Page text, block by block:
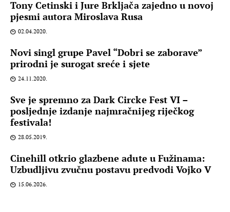
Tony Cetinski i Jure Brkljača zajedno u novoj
pjesmi autora Miroslava Rusa
02.04.2020.
Novi singl grupe Pavel “Dobri se zaborave”
prirodni je surogat sreće i sjete
24.11.2020.
Sve je spremno za Dark Circke Fest VI –
posljednje izdanje najmračnijeg riječkog
festivala!
28.05.2019.
Cinehill otkrio glazbene adute u Fužinama:
Uzbudljivu zvučnu postavu predvodi Vojko V
15.06.2026.